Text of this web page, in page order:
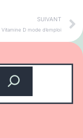
SUIVANT
Vitamine D mode d’emploi